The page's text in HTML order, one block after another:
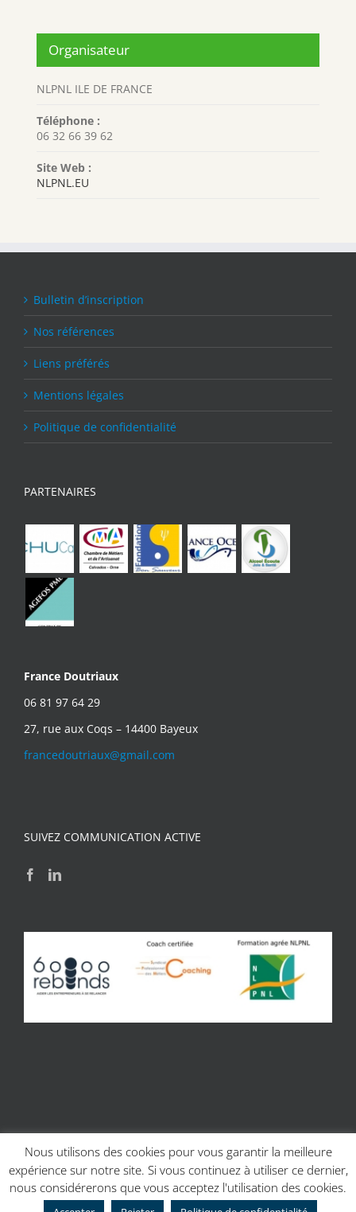
Organisateur
NLPNL ILE DE FRANCE
Téléphone :
06 32 66 39 62
Site Web :
NLPNL.EU
Bulletin d’inscription
Nos références
Liens préférés
Mentions légales
Politique de confidentialité
PARTENAIRES
France Doutriaux
06 81 97 64 29
27, rue aux Coqs – 14400 Bayeux
francedoutriaux@gmail.com
SUIVEZ COMMUNICATION ACTIVE
© Copyright 2017 | Site réalisé parCharline Budor - Création site
internet Caen| Création graphiqueCréation graphique - Couleur
Scribe
Nous utilisons des cookies pour vous garantir la meilleure
expérience sur notre site. Si vous continuez à utiliser ce dernier,
nous considérerons que vous acceptez l'utilisation des cookies.